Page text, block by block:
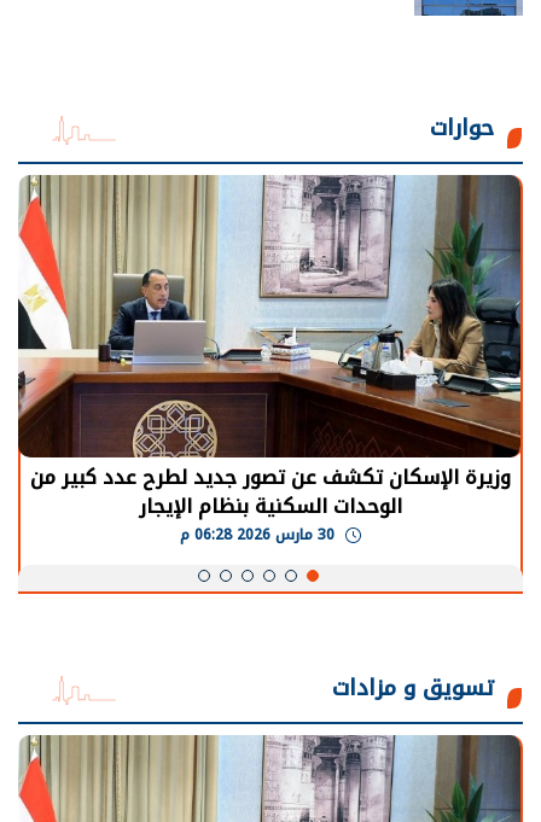
حوارات
وزيرة الإسكان تكشف عن تصور جديد لطرح عدد كبير من
الوحدات السكنية بنظام الإيجار
تسويق و مزادات